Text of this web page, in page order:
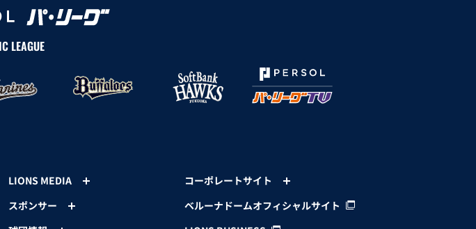
LEAGUE
LIONS MEDIA
スポンサー
コーポレートサイト
ベルーナドームオフィシャルサイト